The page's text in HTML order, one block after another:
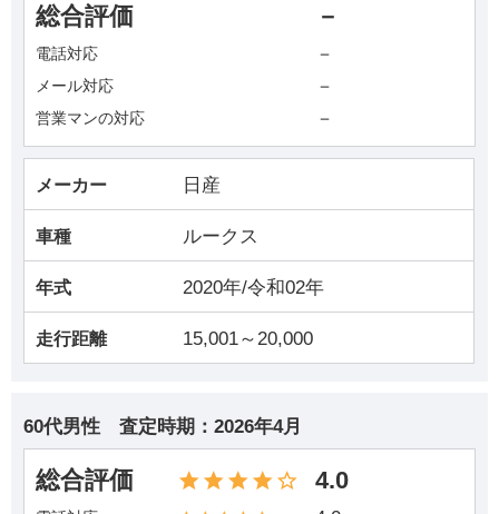
総合評価 －
電話対応 －
メール対応 －
営業マンの対応 －
メーカー 日産
車種 ルークス
年式 2020年/令和02年
走行距離 15,001～20,000
60代男性 査定時期： 2026年4月
総合評価 4.0